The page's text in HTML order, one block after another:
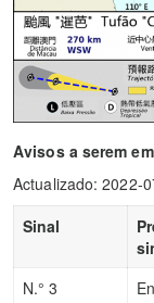
Avisos a serem
Actualizado: 2022-
Sinal
N.° 3